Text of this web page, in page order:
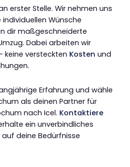
erster Stelle. Wir nehmen uns
Wünsche
dir maßgeschneiderte
Dabei arbeiten wir
keine versteckten Kosten und
Erfahrung und wähle
als deinen Partner für
nach Icel. Kontaktiere
ein unverbindliches
deine Bedürfnisse